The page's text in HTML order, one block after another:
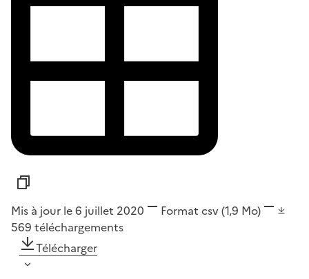
Mis à jour le 6 juillet 2020 Format csv(1,9 Mo)
569 téléchargements
Télécharger